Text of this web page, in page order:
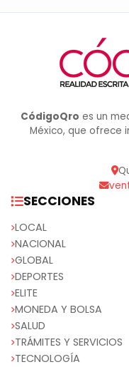
CódigoQro es un
México, que ofrece
SECCIONES
LOCAL
NACIONAL
GLOBAL
DEPORTES
ELITE
MONEDA Y BOLSA
SALUD
TRÁMITES Y SERVICIOS
TECNOLOGÍA